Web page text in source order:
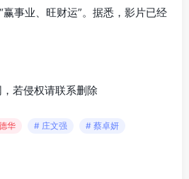
事业、旺财运”。据悉，影片已经
若侵权请联系删除
华 # 庄文强
# 蔡卓妍